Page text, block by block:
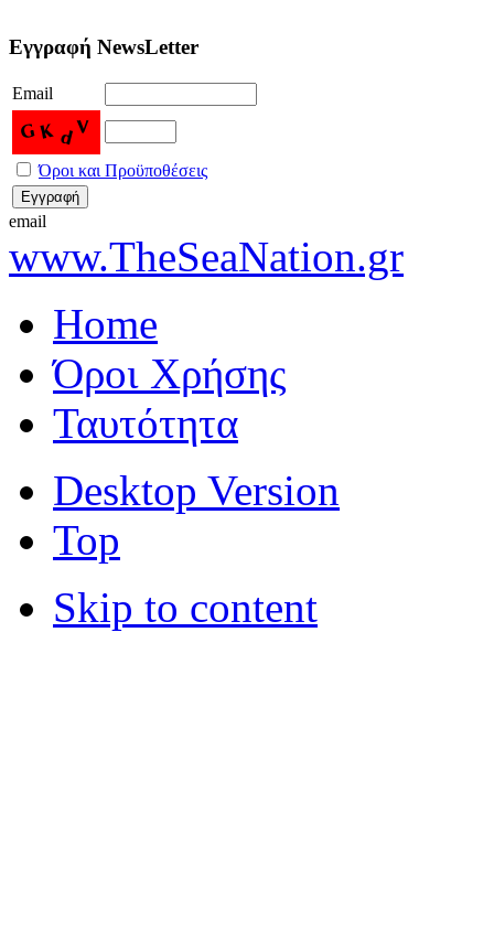
Εγγραφή NewsLetter
Email
Όροι και Προϋποθέσεις
email
www.TheSeaNation.gr
Home
Όροι Χρήσης
Ταυτότητα
Desktop Version
Top
Skip to content